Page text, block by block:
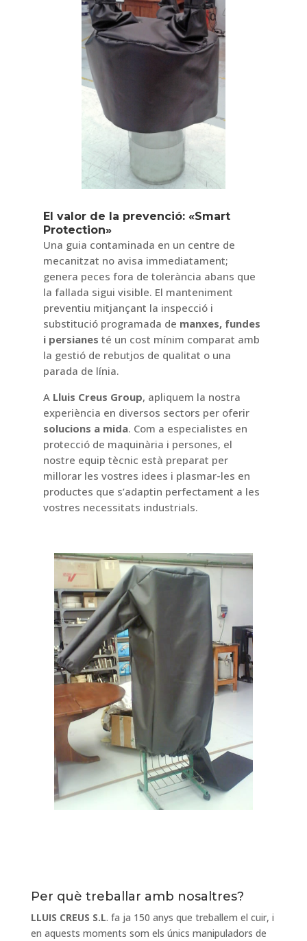
El valor de la prevenció: «Smart
Protection»
Una guia contaminada en un centre de
mecanitzat no avisa immediatament;
genera peces fora de tolerància abans que
la fallada sigui visible. El manteniment
preventiu mitjançant la inspecció i
substitució programada de manxes, fundes
i persianes té un cost mínim comparat amb
la gestió de rebutjos de qualitat o una
parada de línia.
A Lluis Creus Group, apliquem la nostra
experiència en diversos sectors per oferir
solucions a mida. Com a especialistes en
protecció de maquinària i persones, el
nostre equip tècnic està preparat per
millorar les vostres idees i plasmar-les en
productes que s’adaptin perfectament a les
vostres necessitats industrials.
Per què treballar amb nosaltres?
LLUIS CREUS S.L. fa ja 150 anys que treballem el cuir, i
en aquests moments som els únics manipuladors de